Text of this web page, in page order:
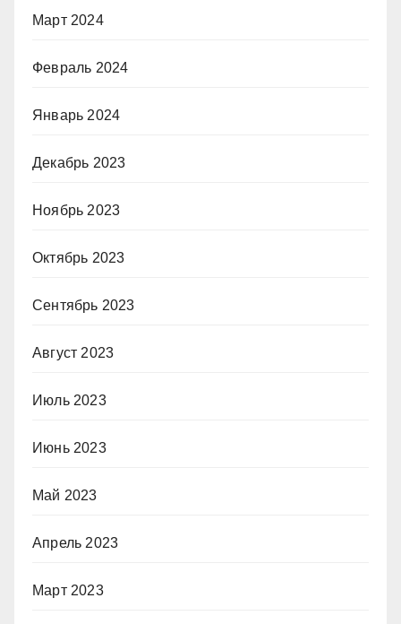
Март 2024
Февраль 2024
Январь 2024
Декабрь 2023
Ноябрь 2023
Октябрь 2023
Сентябрь 2023
Август 2023
Июль 2023
Июнь 2023
Май 2023
Апрель 2023
Март 2023